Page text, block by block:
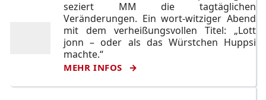
seziert MM die tagtäglichen
Veränderungen. Ein wort-witziger Abend
mit dem verheißungsvollen Titel: „Lott
jonn – oder als das Würstchen Huppsi
machte.“
MEHR INFOS